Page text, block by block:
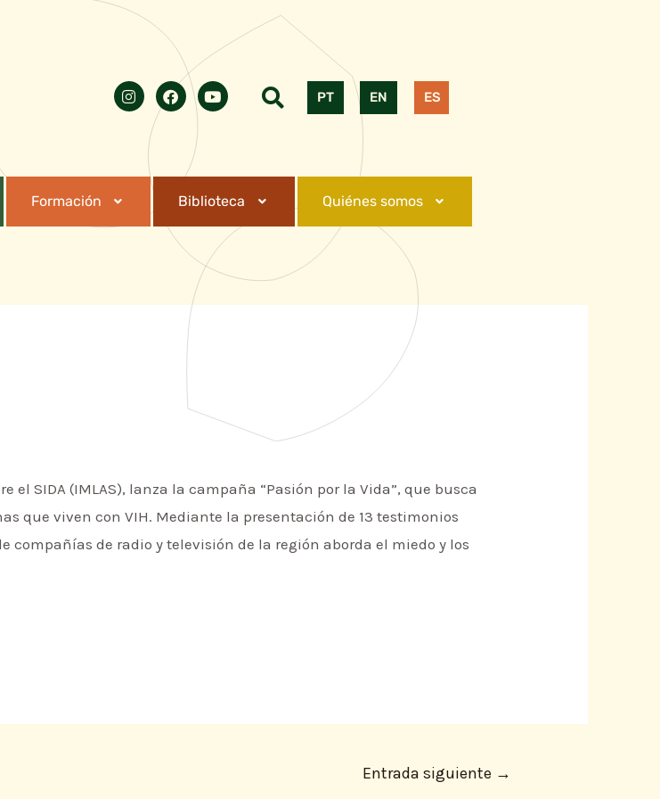
PT EN ES
Formación Biblioteca Quiénes somos
SIDA (IMLAS), lanza la campaña “Pasión por la Vida”, que busca
que viven con VIH. Mediante la presentación de 13 testimonios
de radio y televisión de la región aborda el miedo y los
Entrada siguiente →